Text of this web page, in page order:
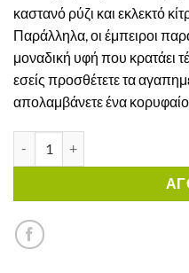
καστανό ρύζι και εκλεκτό
Παράλληλα, οι έμπειροι
μοναδική υφή που κρατάει
εσείς προσθέτετε τα
απολαμβάνετε ένα